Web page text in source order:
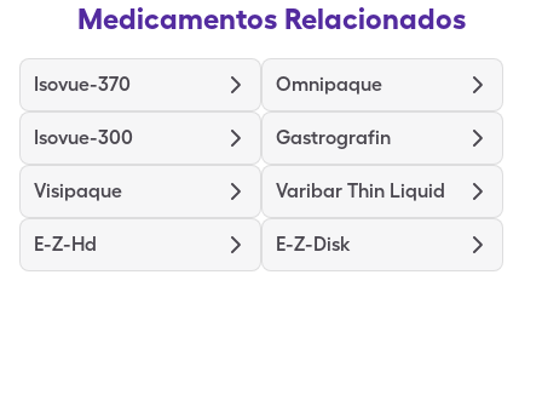
Medicamentos Relacionados
Isovue-370 Omnipaque
Isovue-300 Gastrografin
Visipaque Varibar Thin Liquid
E-Z-Hd E-Z-Disk